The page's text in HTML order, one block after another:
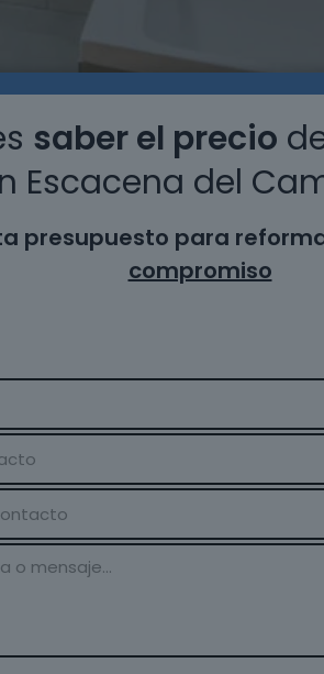
saber el precio
Escacena del
presupuesto para
compromiso